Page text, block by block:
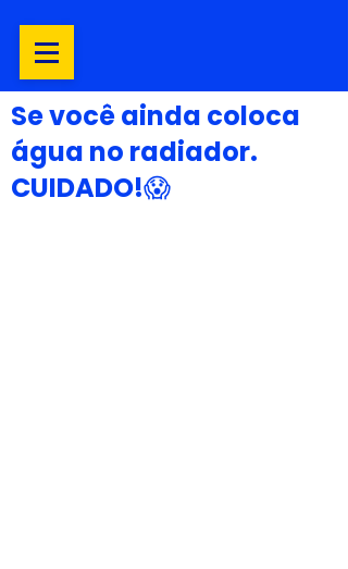
Se você ainda coloca
água no radiador.
CUIDADO!😱